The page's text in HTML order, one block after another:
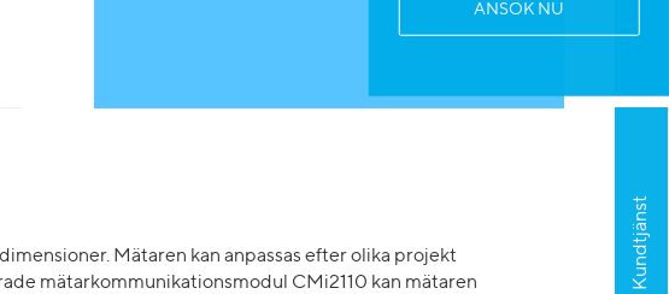
Kundtjänst
ANSÖK NU
Mätaren kan anpassas efter olika projekt
mätarkommunikationsmodul CMi2110 kan mätaren